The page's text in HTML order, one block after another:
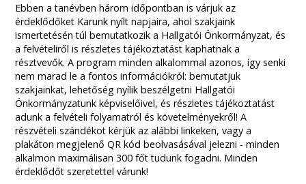
Ebben a tanévben három időpontban is várjuk az
érdeklődőket Karunk nyílt napjaira, ahol szakjaink
ismertetésén túl bemutatkozik a Hallgatói Önkormányzat, és
a felvételiről is részletes tájékoztatást kaphatnak a
résztvevők. A program minden alkalommal azonos, így senki
nem marad le a fontos információkról: bemutatjuk
szakjainkat, lehetőség nyílik beszélgetni Hallgatói
Önkormányzatunk képviselőivel, és részletes tájékoztatást
adunk a felvételi folyamatról és követelményekről! A
részvételi szándékot kérjük az alábbi linkeken, vagy a
plakáton megjelenő QR kód beolvasásával jelezni - minden
alkalmon maximálisan 300 főt tudunk fogadni. Minden
érdeklődőt szeretettel várunk!